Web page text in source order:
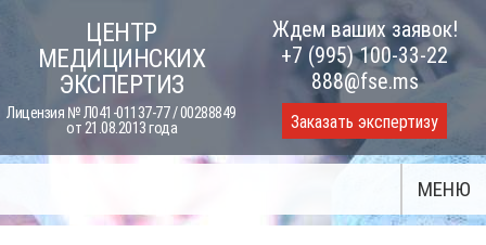
content
ЦЕНТР
МЕДИЦИНСКИХ
ЭКСПЕРТИЗ
Лицензия № Л041-01137-77 / 00288849
от 21.08.2013 года
Ждем ваших заявок!
+7 (995) 100-33-22
888@fse.ms
Заказать экспертизу
МЕНЮ